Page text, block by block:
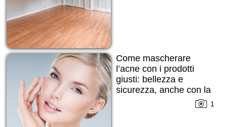
Come mascherare
l’acne con i prodotti
giusti: bellezza e
sicurezza, anche con la
1